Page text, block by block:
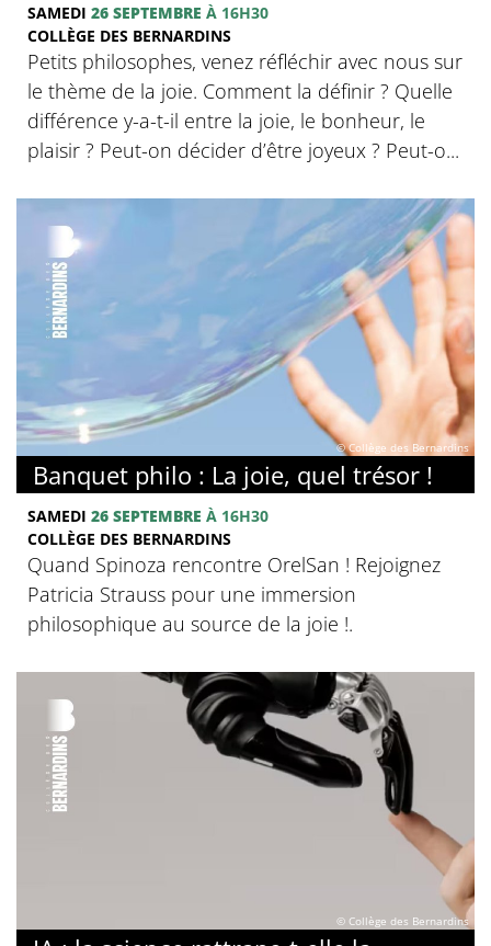
SAMEDI 26 SEPTEMBRE À 16H30
COLLÈGE DES BERNARDINS
Petits philosophes, venez réfléchir avec nous sur
le thème de la joie. Comment la définir ? Quelle
différence y-a-t-il entre la joie, le bonheur, le
plaisir ? Peut-on décider d’être joyeux ? Peut-o...
© Collège des Bernardins
Banquet philo : La joie, quel trésor !
SAMEDI 26 SEPTEMBRE À 16H30
COLLÈGE DES BERNARDINS
Quand Spinoza rencontre OrelSan ! Rejoignez
Patricia Strauss pour une immersion
philosophique au source de la joie !.
© Collège des Bernardins